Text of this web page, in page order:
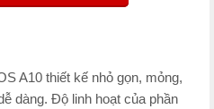
A10 thiết kế nhỏ gọn, mỏng,
dàng. Độ linh hoạt của phần